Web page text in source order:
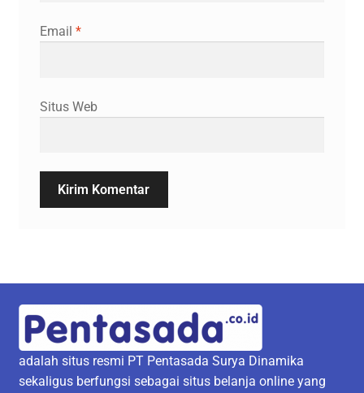
Email *
Situs Web
adalah situs resmi PT Pentasada Surya Dinamika
sekaligus berfungsi sebagai situs belanja online yang